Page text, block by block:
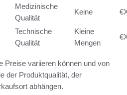
Medizinische
Qualität
Keine
Technische
Qualität
Kleine
Mengen
Preise variieren können und von
der Produktqualität, der
abhängen.